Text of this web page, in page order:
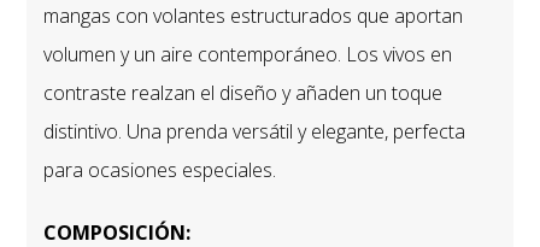
mangas con volantes estructurados que aportan
volumen y un aire contemporáneo. Los vivos en
contraste realzan el diseño y añaden un toque
distintivo. Una prenda versátil y elegante, perfecta
para ocasiones especiales.
COMPOSICIÓN: